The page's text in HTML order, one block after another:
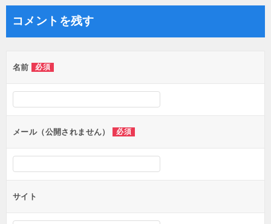
コメントを残す
名前 必須
メール（公開されません） 必須
サイト